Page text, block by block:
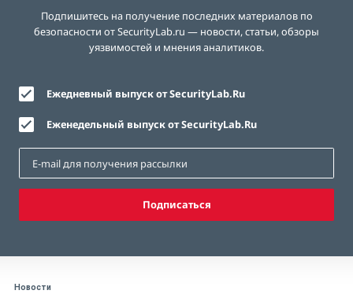
Подпишитесь на получение последних материалов по
безопасности от SecurityLab.ru — новости, статьи, обзоры
уязвимостей и мнения аналитиков.
Ежедневный выпуск от SecurityLab.Ru
Еженедельный выпуск от SecurityLab.Ru
Подписаться
Новости